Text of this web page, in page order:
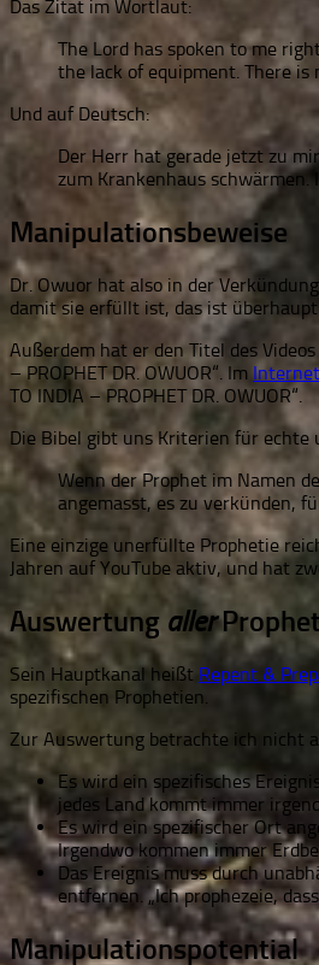
Das Zitat im Wortlaut:
The Lord has spoken to me
the lack of equipment. There
Und auf Deutsch:
Der Herr hat gerade jetzt zu
zum Krankenhaus
Manipulationsbeweise
Dr. Owuor hat also in der
damit sie erfüllt ist, das ist
Außerdem hat er den Titel des Videos
– PROPHET DR. OWUOR“. Im
TO INDIA – PROPHET DR. OWUOR“.
Die Bibel gibt uns Kriterien für echte
Wenn der Prophet im Namen
angemasst, es zu verkünden,
Eine einzige unerfüllte Prophetie
Jahren auf YouTube aktiv, und hat
Auswertung aller
Sein Hauptkanal heißt Repent &
spezifischen Prophetien.
Zur Auswertung betrachte ich nicht
Es wird ein spezifisches
jedes Land kommt immer
Es wird ein spezifischer Ort
Irgendwo kommen immer
Das Ereignis muss durch
entfernen. „Ich prophezeie,
Manipulationspotential